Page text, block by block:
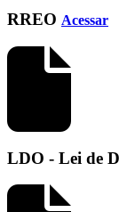
RREO Acessar
LDO - Lei de